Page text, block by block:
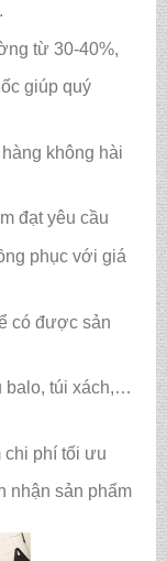
từ 30-40%,
giúp quý
không hài
đạt yêu cầu
phục với giá
có được sản
balo, túi xách,…
phí tối ưu
nhận sản phẩm